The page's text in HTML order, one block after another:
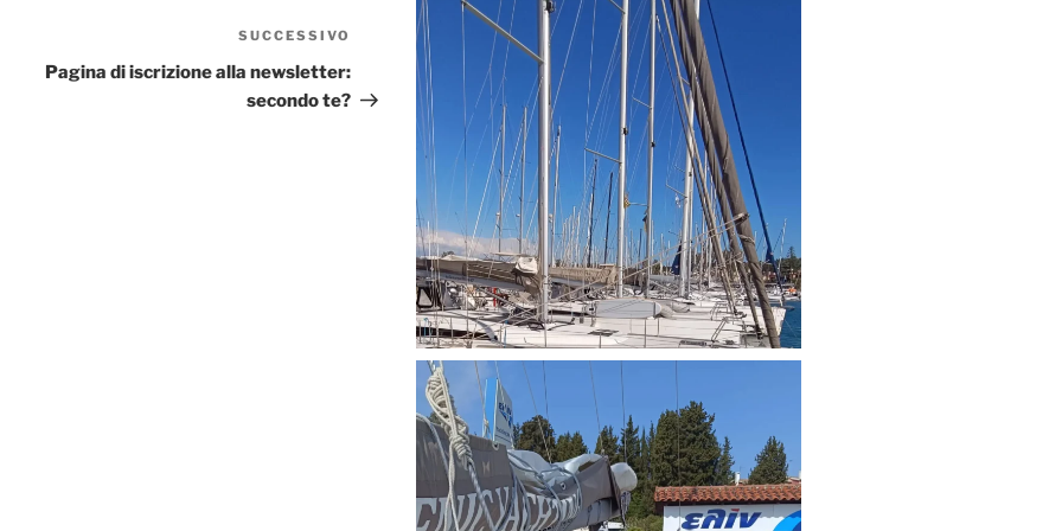
Articolo
successivo
SUCCESSIVO
Pagina di iscrizione alla newsletter:
secondo te?